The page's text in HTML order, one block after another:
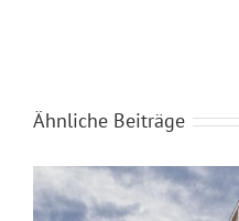
Ähnliche Beiträge